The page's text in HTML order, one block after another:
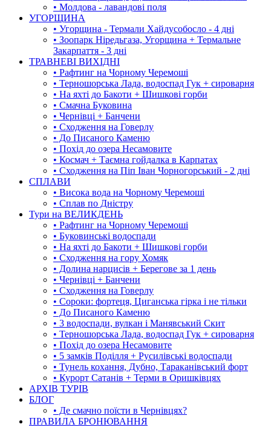
• Молдова - лавандові поля
УГОРЩИНА
• Угорщина - Термали Хайдусобосло - 4 дні
• Зоопарк Ніредьгаза, Угорщина + Термальне
Закарпаття - 3 дні
ТРАВНЕВІ ВИХІДНІ
• Рафтинг на Чорному Черемоші
• Терношорська Лада, водоспад Гук + сироварня
• На яхті до Бакоти + Шишкові горби
• Смачна Буковина
• Чернівці + Банчени
• Сходження на Говерлу
• До Писаного Каменю
• Похід до озера Несамовите
• Космач + Таємна гойдалка в Карпатах
• Сходження на Піп Іван Чорногорський - 2 дні
СПЛАВИ
• Висока вода на Чорному Черемоші
• Сплав по Дністру
Тури на ВЕЛИКДЕНЬ
• Рафтинг на Чорному Черемоші
• Буковинські водоспади
• На яхті до Бакоти + Шишкові горби
• Сходження на гору Хомяк
• Долина нарцисів + Берегове за 1 день
• Чернівці + Банчени
• Сходження на Говерлу
• Сороки: фортеця, Циганська гірка і не тільки
• До Писаного Каменю
• 3 водоспади, вулкан і Манявський Скит
• Терношорська Лада, водоспад Гук + сироварня
• Похід до озера Несамовите
• 5 замків Поділля + Русилівські водоспади
• Тунель кохання, Дубно, Тараканівський форт
• Курорт Сатанів + Терми в Оришківцях
АРХІВ ТУРІВ
БЛОГ
• Де смачно поїсти в Чернівцях?
ПРАВИЛА БРОНЮВАННЯ